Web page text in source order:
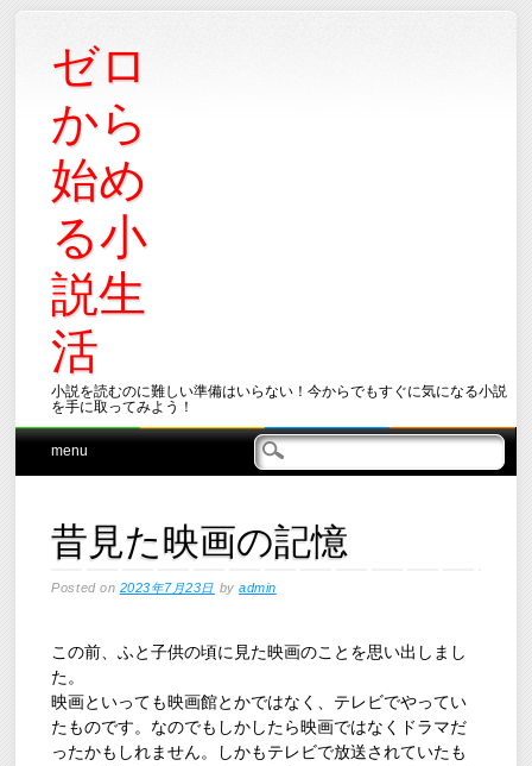
ゼロ
から
始め
る小
説生
活
小説を読むのに難しい準備はいらない！今からでもすぐに気になる小説
を手に取ってみよう！
Main menu
Skip
menu
昔見た映画の記憶
Posted on 2023年7月23日 byadmin
この前、ふと子供の頃に見た映画のことを思い出しまし
た。
映画といっても映画館とかではなく、テレビでやってい
たものです。なのでもしかしたら映画ではなくドラマだ
ったかもしれません。しかもテレビで放送されていたも